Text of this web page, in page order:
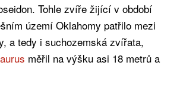
Tohle zvíře žijící v období
území Oklahomy patřilo mezi
a tedy i suchozemská zvířata,
měřil na výšku asi 18 metrů a